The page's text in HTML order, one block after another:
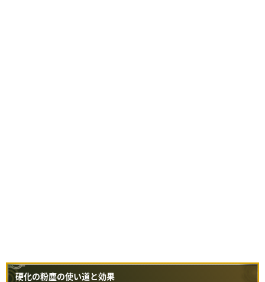
硬化の粉塵の使い道と効果